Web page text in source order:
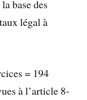
base des
légal à
= 194
à l’article 8-